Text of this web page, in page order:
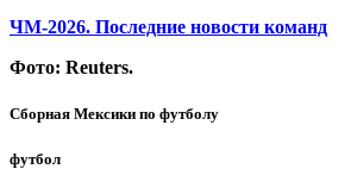
ЧМ-2026. Последние новости команд
Фото: Reuters.
Сборная Мексики по футболу
футбол